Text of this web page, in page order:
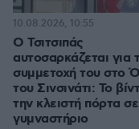
Ο Τσιτσιπάς
αυτοσαρκάζεται για
συμμετοχή του στο
του Σινσινάτι: Το
την κλειστή πόρτα σε
γυμναστήριο
10.08.2026, 10:55